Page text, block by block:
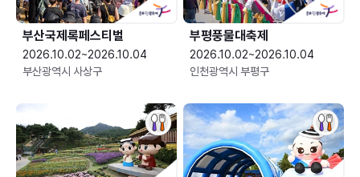
부산국제록페스티벌
2026.10.02~2026.10.04
부산광역시 사상구
부평풍물대축제
2026.10.02~2026.10.04
인천광역시 부평구